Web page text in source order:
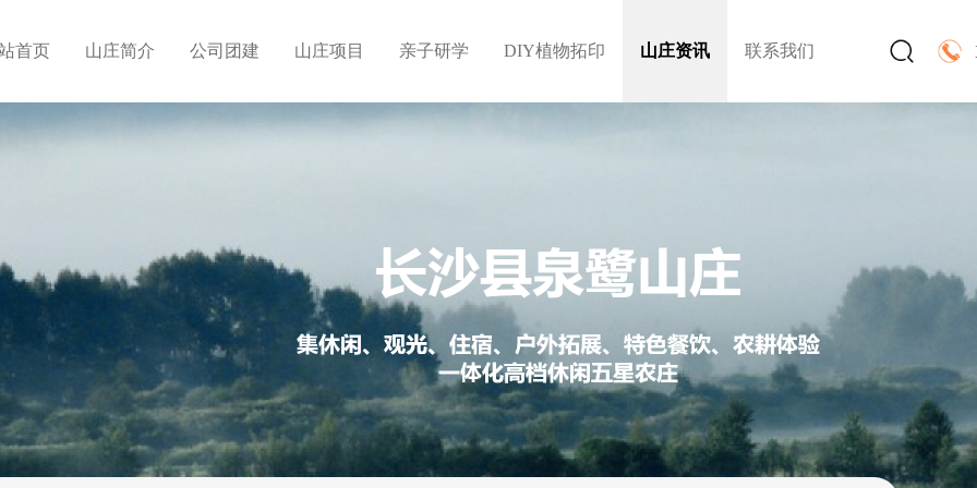
首页 山庄简介 公司团建 山庄项目 亲子研学 DIY植物拓印 山庄资讯 联系我们